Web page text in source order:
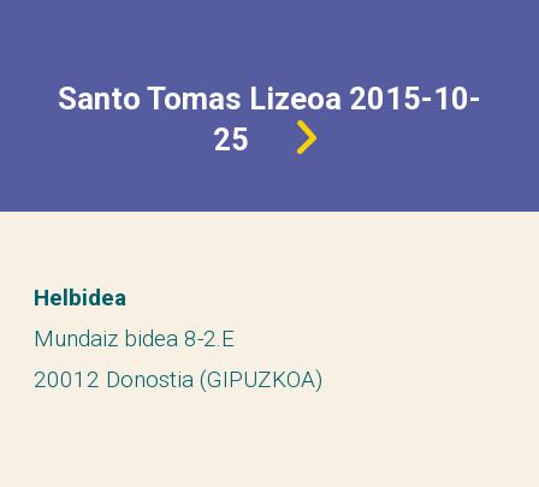
Santo Tomas Lizeoa 2015-10-
25
Helbidea
Mundaiz bidea 8-2.E
20012 Donostia (GIPUZKOA)